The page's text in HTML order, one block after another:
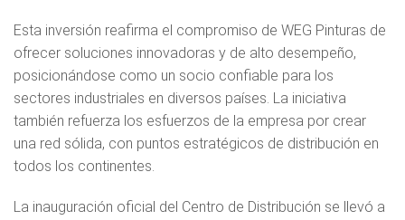
Esta inversión reafirma el compromiso de WEG Pinturas de
ofrecer soluciones innovadoras y de alto desempeño,
posicionándose como un socio confiable para los
sectores industriales en diversos países. La iniciativa
también refuerza los esfuerzos de la empresa por crear
una red sólida, con puntos estratégicos de distribución en
todos los continentes.
La inauguración oficial del Centro de Distribución se llevó a